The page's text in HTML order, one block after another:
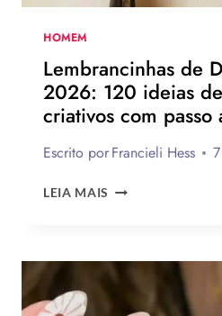
PRESENTEAR
OU
VENDER!
HOMEM
Lembrancinhas de
2026: 120 ideias
criativos com passo
Escrito porFrancieli Hess
LEIA MAIS LEMBRANCINHAS
PAIS
2026: